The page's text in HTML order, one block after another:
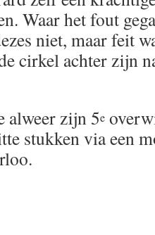
Waar het fout
niet, maar feit
cirkel achter zijn
alweer zijn 5e
stukken via een